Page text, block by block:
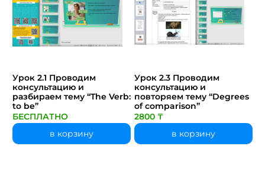
Урок 2.1 Проводим
консультацию и
разбираем тему “The Verb:
to be”
БЕСПЛАТНО
в корзину
Урок 2.3 Проводим
консультацию и
повторяем тему “Degrees
of comparison”
2800 ₸
в корзину